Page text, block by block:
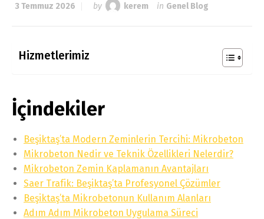
3 Temmuz 2026 by kerem in Genel Blog
Hizmetlerimiz
İçindekiler
Beşiktaş’ta Modern Zeminlerin Tercihi: Mikrobeton
Mikrobeton Nedir ve Teknik Özellikleri Nelerdir?
Mikrobeton Zemin Kaplamanın Avantajları
Saer Trafik: Beşiktaş’ta Profesyonel Çözümler
Beşiktaş’ta Mikrobetonun Kullanım Alanları
Adım Adım Mikrobeton Uygulama Süreci